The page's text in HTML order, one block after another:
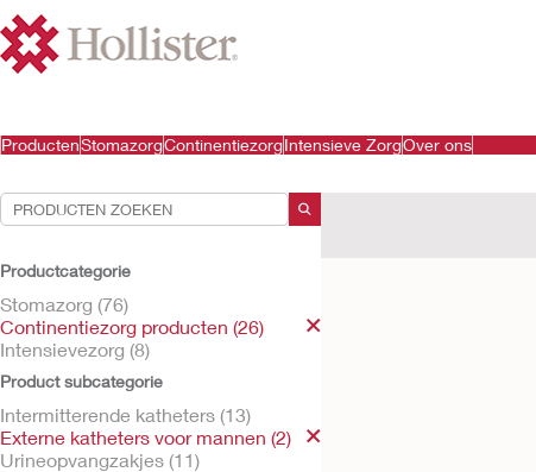
ProductenStomazorgContinentiezorgIntensieve ZorgOver ons
Productcategorie
Stomazorg (76)
Continentiezorg producten (26)
Intensievezorg (8)
Product subcategorie
Intermitterende katheters (13)
Externe katheters voor mannen (2)
Urineopvangzakjes (11)